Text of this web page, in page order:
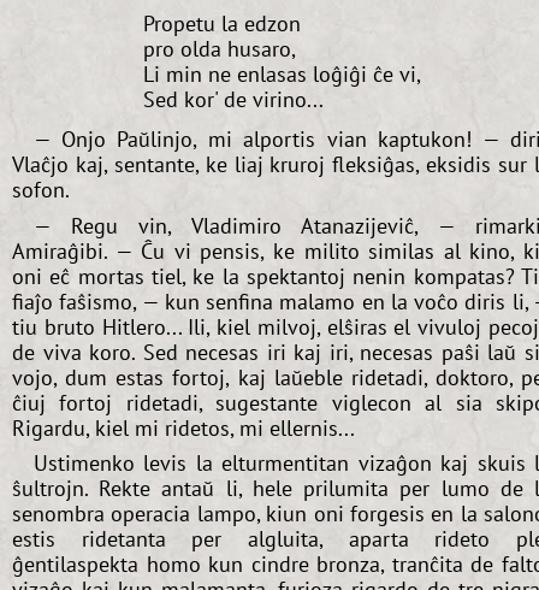
Propetu la edzon
pro olda husaro,
Li min ne enlasas loĝiĝi ĉe vi,
Sed kor' de virino...
— Onjo Paŭlinjo, mi alportis vian kaptukon! —
Vlaĉjo kaj, sentante, ke liaj kruroj fleksiĝas, eksidis sur
sofon.
— Regu vin, Vladimiro Atanazijeviĉ, —
Amiraĝibi. — Ĉu vi pensis, ke milito similas al kino,
oni eĉ mortas tiel, ke la spektantoj nenin kompatas?
fiaĵo faŝismo, — kun senfina malamo en la voĉo diris li,
tiu bruto Hitlero... Ili, kiel milvoj, elŝiras el vivuloj
de viva koro. Sed necesas iri kaj iri, necesas paŝi laŭ
vojo, dum estas fortoj, kaj laŭeble ridetadi, doktoro,
ĉiuj fortoj ridetadi, sugestante viglecon al sia
Rigardu, kiel mi ridetos, mi ellernis...
Ustimenko levis la elturmentitan vizaĝon kaj skuis
ŝultrojn. Rekte antaŭ li, hele prilumita per lumo de
senombra operacia lampo, kiun oni forgesis en la
estis ridetanta per algluita, aparta rideto
ĝentilaspekta homo kun cindre bronza, tranĉita de